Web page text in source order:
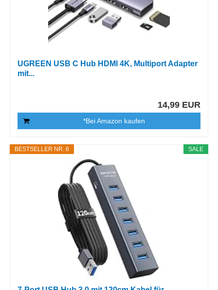
UGREEN USB C Hub HDMI 4K, Multiport Adapter
mit...
14,99 EUR
*Bei Amazon kaufen
SALE
BESTSELLER NR. 6